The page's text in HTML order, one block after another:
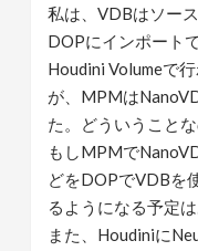
私は、VDBはソー
DOPにインポート
Houdini Volumeで
が、MPMは
た。どういうことな
もしMPMで
どをDOPでVDBを
るようになる予定
また、Houdiniに